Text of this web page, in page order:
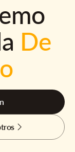
De